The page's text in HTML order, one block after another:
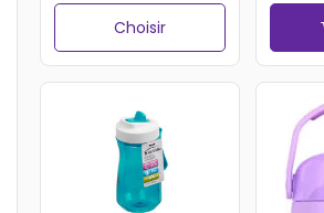
Choisir